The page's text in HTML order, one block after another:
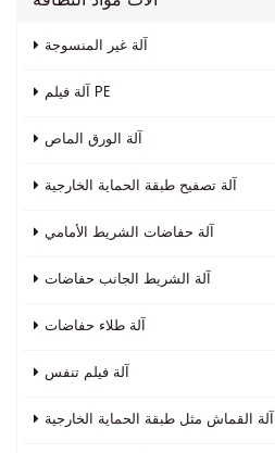
آلة غير المنسوجة
آلة فيلم PE
آلة الورق الماص
آلة تصفيح طبقة الحماية الخارجية
آلة حفاضات الشريط الأمامي
آلة الشريط الجانب حفاضات
آلة طلاء حفاضات
آلة فيلم تنفس
آلة القماش مثل طبقة الحماية الخارجية